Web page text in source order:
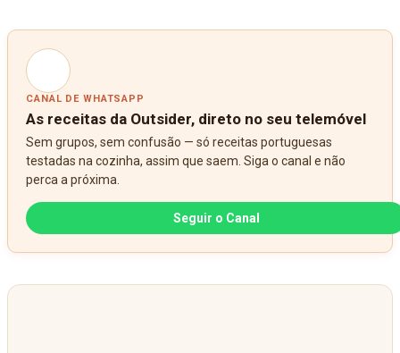
CANAL DE WHATSAPP
As receitas da Outsider, direto no seu telemóvel
Sem grupos, sem confusão — só receitas portuguesas
testadas na cozinha, assim que saem. Siga o canal e não
perca a próxima.
Seguir o Canal